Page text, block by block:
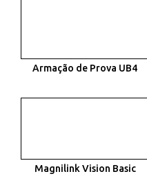
Armação de Prova UB4
Magnilink Vision Basic